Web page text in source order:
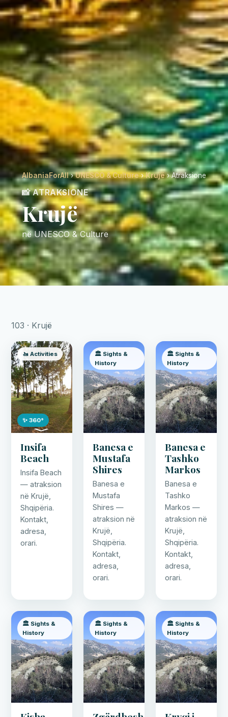
AlbaniaForAll›UNESCO & Culture›Krujë› Atraksione
📸 ATRAKSIONE
Krujë
në UNESCO & Culture
103 · Krujë
🚤 Activities
✨ 360°
Insifa
Beach
Insifa Beach
— atraksion
në Krujë,
Shqipëria.
Kontakt,
adresa,
orari.
🏛️ Sights &
History
Banesa e
Mustafa
Shires
Banesa e
Mustafa
Shires —
atraksion në
Krujë,
Shqipëria.
Kontakt,
adresa,
orari.
🏛️ Sights &
History
Banesa e
Tashko
Markos
Banesa e
Tashko
Markos —
atraksion në
Krujë,
Shqipëria.
Kontakt,
adresa,
orari.
🏛️ Sights &
History
🏛️ Sights &
History
🏛️ Sights &
History